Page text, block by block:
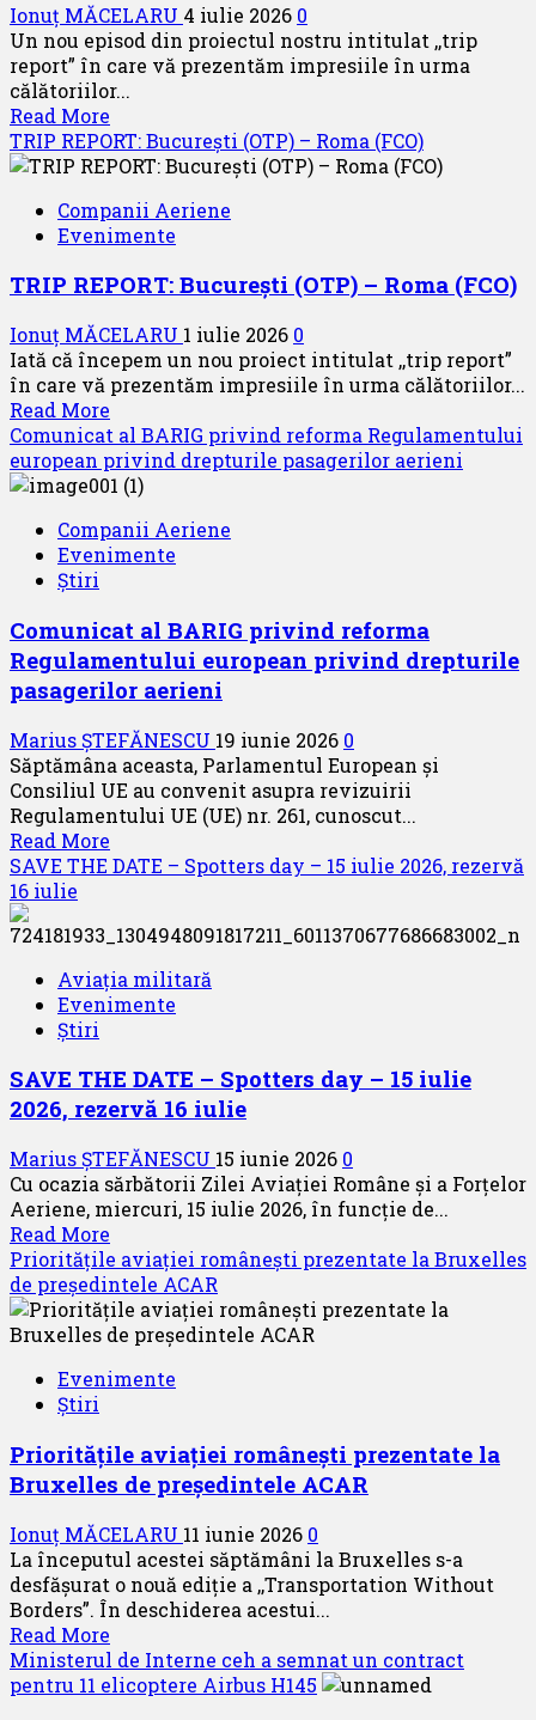
la
lansarea
volumului
,,Trupul
gândurilor”
Ionuț MĂCELARU 4 iulie 2026 0
Un nou episod din proiectul nostru intitulat ,,trip
report” în care vă prezentăm impresiile în urma
călătoriilor...
Read More
more
about
REPORT:
Roma
–
(OTP)
TRIP REPORT: București (OTP) – Roma (FCO)
Companii Aeriene
Evenimente
TRIP REPORT: București (OTP) – Roma (FCO)
Ionuț MĂCELARU 1 iulie 2026 0
Iată că începem un nou proiect intitulat ,,trip report”
în care vă prezentăm impresiile în urma călătoriilor...
Read More
more
about
TRIP
București
(OTP)
(FCO)
Comunicat al BARIG privind reforma Regulamentului
european privind drepturile pasagerilor aerieni
Companii Aeriene
Evenimente
Știri
Comunicat al BARIG privind reforma
Regulamentului european privind drepturile
pasagerilor aerieni
Marius ȘTEFĂNESCU 19 iunie 2026 0
Săptămâna aceasta, Parlamentul European și
Consiliul UE au convenit asupra revizuirii
Regulamentului UE (UE) nr. 261, cunoscut...
Read More
more
al
privind
reforma
privind
drepturile
aerieni
SAVE THE DATE – Spotters day – 15 iulie 2026, rezervă
16 iulie
Aviația militară
Evenimente
Știri
SAVE THE DATE – Spotters day – 15 iulie
2026, rezervă 16 iulie
Marius ȘTEFĂNESCU 15 iunie 2026 0
Cu ocazia sărbătorii Zilei Aviaţiei Române şi a Forţelor
Aeriene, miercuri, 15 iulie 2026, în funcţie de...
Read More
more
about
SAVE
THE
–
–
15
2026,
rezervă
16
iulie
Prioritățile aviației românești prezentate la Bruxelles
de președintele ACAR
Evenimente
Știri
Prioritățile aviației românești prezentate la
Bruxelles de președintele ACAR
Ionuț MĂCELARU 11 iunie 2026 0
La începutul acestei săptămâni la Bruxelles s-a
desfășurat o nouă ediție a ,,Transportation Without
Borders”. În deschiderea acestui...
Read More
more
about
Ministerul de Interne ceh a semnat un contract
pentru 11 elicoptere Airbus H145